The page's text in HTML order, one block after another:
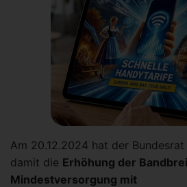
Am 20.12.2024 hat der
damit die Erhöhung der
Mindestversorgung mit